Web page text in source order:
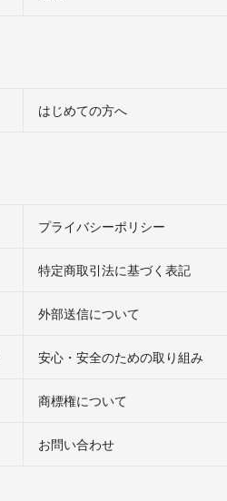
はじめての方へ
プライバシーポリシー
特定商取引法に基づく表記
外部送信について
安心・安全のための取り組み
商標権について
お問い合わせ